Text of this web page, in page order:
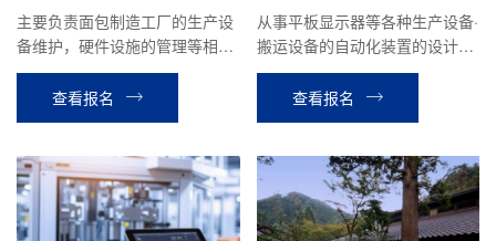
主要负责面包制造工厂的生产设
备维护，硬件设施的管理等相关
工作。
查看报名
从事平板显示器等各种生产设备·
搬运设备的自动化装置的设计工
作。负责初期的沟通，设计，生
产，试运行等全程业务。
查看报名